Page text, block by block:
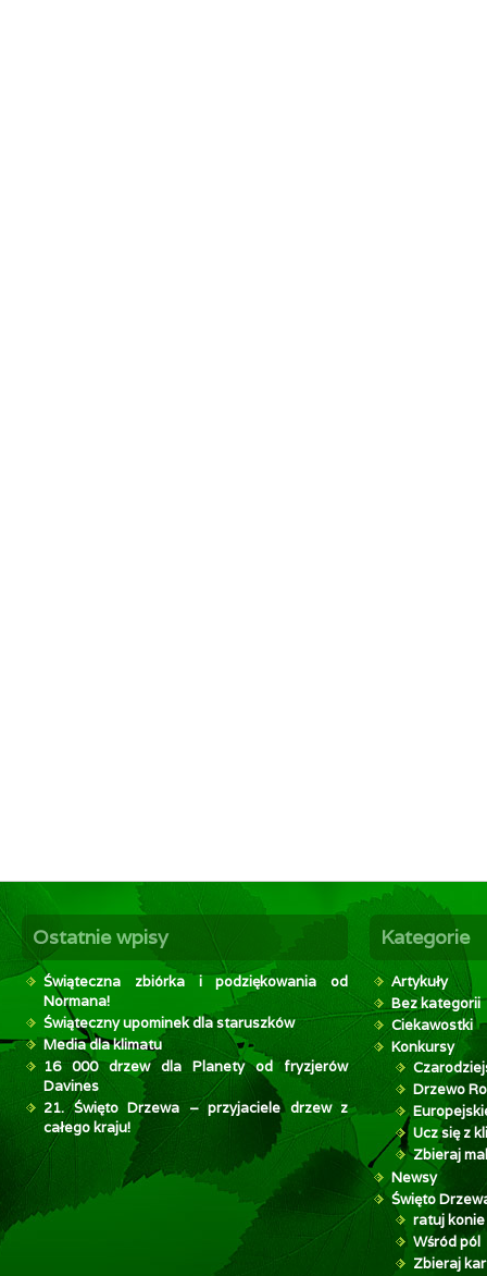
Ostatnie wpisy
Świąteczna zbiórka i podziękowania od
Normana!
Świąteczny upominek dla staruszków
Media dla klimatu
16 000 drzew dla Planety od fryzjerów
Davines
21. Święto Drzewa – przyjaciele drzew z
całego kraju!
Kategorie
Artykuły
Bez kategorii
Ciekawostki
Konkursy
Drzewo
Ucz się z
Zbieraj
Newsy
Święto
ratuj konie
Wśród pól
Zbieraj